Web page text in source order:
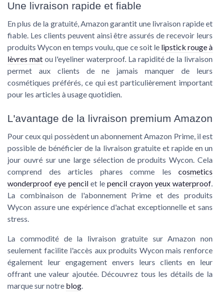
Une livraison rapide et fiable
En plus de la gratuité, Amazon garantit une livraison rapide et
fiable. Les clients peuvent ainsi être assurés de recevoir leurs
produits Wycon en temps voulu, que ce soit le lipstick rouge à
lèvres matou l'eyeliner waterproof. La rapidité de la livraison
permet aux clients de ne jamais manquer de leurs
cosmétiques préférés, ce qui est particulièrement important
pour les articles à usage quotidien.
L'avantage de la livraison premium Amazon
Pour ceux qui possèdent un abonnement Amazon Prime, il est
possible de bénéficier de la livraison gratuite et rapide en un
jour ouvré sur une large sélection de produits Wycon. Cela
comprend des articles phares comme les cosmetics
wonderproof eye pencilet lepencil crayon yeux waterproof
La combinaison de l'abonnement Prime et des produits
Wycon assure une expérience d'achat exceptionnelle et sans
stress.
La commodité de la livraison gratuite sur Amazon non
seulement facilite l'accès aux produits Wycon mais renforce
également leur engagement envers leurs clients en leur
offrant une valeur ajoutée. Découvrez tous les détails de la
marque sur notre blog